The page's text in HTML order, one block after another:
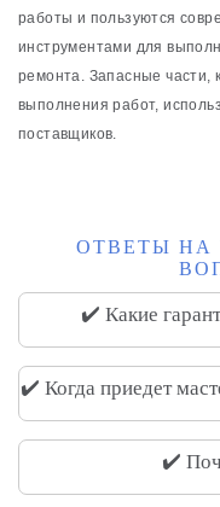
работы и пользуются
инструментами для
ремонта. Запасные части,
выполнения работ,
поставщиков.
ОТВЕТЫ НА
✔️ Какие
✔️ Когда приедет
✔️